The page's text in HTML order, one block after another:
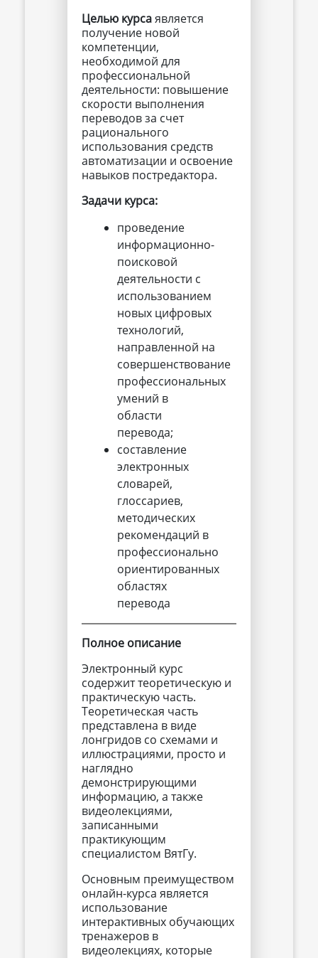
Целью курсаявляется
получение новой
компетенции,
необходимой для
профессиональной
деятельности: повышение
скорости выполнения
переводов за счет
рационального
использования средств
автоматизации и освоение
навыков постредактора.
Задачи курса:
проведение
информационно-
поисковой
деятельности с
использованием
новых цифровых
технологий,
направленной на
совершенствование
профессиональных
умений в
области
перевода;
составление
электронных
словарей,
глоссариев,
методических
рекомендаций в
профессионально
ориентированных
областях
перевода
Полное описание
Электронный курс
содержит теоретическую и
практическую часть.
Теоретическая часть
представлена в виде
лонгридов со схемами и
иллюстрациями, просто и
наглядно
демонстрирующими
информацию, а также
видеолекциями,
записанными
практикующим
специалистом ВятГу.
Основным преимуществом
онлайн-курса является
использование
интерактивных обучающих
тренажеров в
видеолекциях, которые